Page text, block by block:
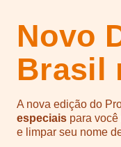
Novo
Brasil
A nova edição do
especiais para
e limpar seu nome